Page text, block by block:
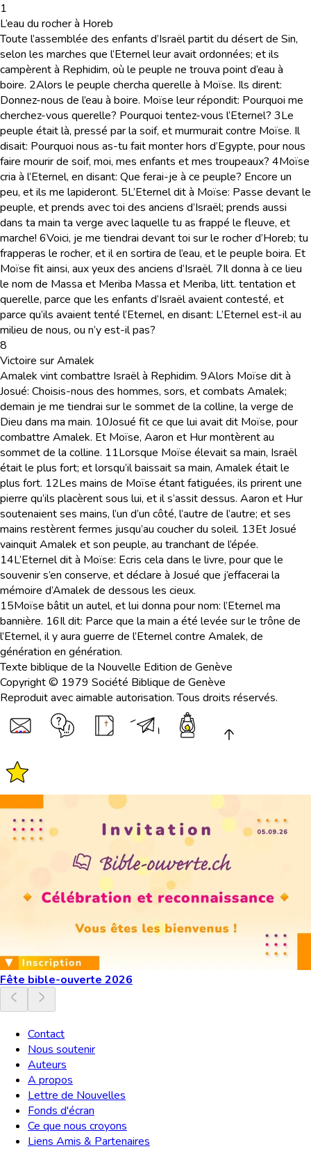
1
L’eau du rocher à Horeb
Toute l’assemblée des enfants d’Israël partit du désert de Sin,
selon les marches que l’Eternel leur avait ordonnées; et ils
campèrent à Rephidim, où le peuple ne trouva point d’eau à
boire. 2Alors le peuple chercha querelle à Moïse. Ils dirent:
Donnez-nous de l’eau à boire. Moïse leur répondit: Pourquoi me
cherchez-vous querelle? Pourquoi tentez-vous l’Eternel? 3Le
peuple était là, pressé par la soif, et murmurait contre Moïse. Il
disait: Pourquoi nous as-tu fait monter hors d’Egypte, pour nous
faire mourir de soif, moi, mes enfants et mes troupeaux? 4Moïse
cria à l’Eternel, en disant: Que ferai-je à ce peuple? Encore un
peu, et ils me lapideront. 5L’Eternel dit à Moïse: Passe devant le
peuple, et prends avec toi des anciens d’Israël; prends aussi
dans ta main ta verge avec laquelle tu as frappé le fleuve, et
marche! 6Voici, je me tiendrai devant toi sur le rocher d’Horeb; tu
frapperas le rocher, et il en sortira de l’eau, et le peuple boira. Et
Moïse fit ainsi, aux yeux des anciens d’Israël. 7Il donna à ce lieu
le nom de Massa et Meriba Massa et Meriba, litt. tentation et
querelle, parce que les enfants d’Israël avaient contesté, et
parce qu’ils avaient tenté l’Eternel, en disant: L’Eternel est-il au
milieu de nous, ou n’y est-il pas?
8
Victoire sur Amalek
Amalek vint combattre Israël à Rephidim. 9Alors Moïse dit à
Josué: Choisis-nous des hommes, sors, et combats Amalek;
demain je me tiendrai sur le sommet de la colline, la verge de
Dieu dans ma main. 10Josué fit ce que lui avait dit Moïse, pour
combattre Amalek. Et Moïse, Aaron et Hur montèrent au
sommet de la colline. 11Lorsque Moïse élevait sa main, Israël
était le plus fort; et lorsqu’il baissait sa main, Amalek était le
plus fort. 12Les mains de Moïse étant fatiguées, ils prirent une
pierre qu’ils placèrent sous lui, et il s’assit dessus. Aaron et Hur
soutenaient ses mains, l’un d’un côté, l’autre de l’autre; et ses
mains restèrent fermes jusqu’au coucher du soleil. 13Et Josué
vainquit Amalek et son peuple, au tranchant de l’épée.
14L’Eternel dit à Moïse: Ecris cela dans le livre, pour que le
souvenir s’en conserve, et déclare à Josué que j’effacerai la
mémoire d’Amalek de dessous les cieux.
15Moïse bâtit un autel, et lui donna pour nom: l’Eternel ma
bannière. 16Il dit: Parce que la main a été levée sur le trône de
l’Eternel, il y aura guerre de l’Eternel contre Amalek, de
génération en génération.
Texte biblique de la Nouvelle Edition de Genève
Copyright © 1979 Société Biblique de Genève
Reproduit avec aimable autorisation. Tous droits réservés.
Fête bible-ouverte 2026
Contact
Nous soutenir
Auteurs
A propos
Lettre de Nouvelles
Fonds d'écran
Ce que nous croyons
Liens Amis & Partenaires